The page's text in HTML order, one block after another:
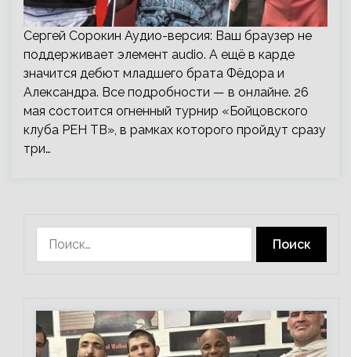
Сергей Сорокин Аудио-версия: Ваш браузер не
поддерживает элемент audio. А ещё в карде
значится дебют младшего брата Фёдора и
Александра. Все подробности — в онлайне. 26
мая состоится огненный турнир «Бойцовского
клуба РЕН ТВ», в рамках которого пройдут сразу
три…